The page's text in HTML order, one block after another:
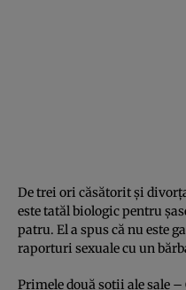
De trei ori căsătorit şi
este tatăl biologic pentru
patru. El a spus că nu este
raporturi sexuale cu un
Primele două soţii ale sale